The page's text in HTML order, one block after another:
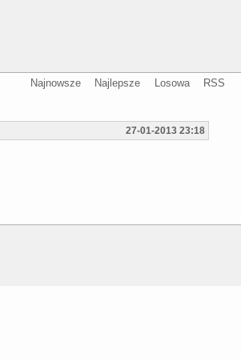
Najnowsze Najlepsze Losowa RSS
27-01-2013 23:18